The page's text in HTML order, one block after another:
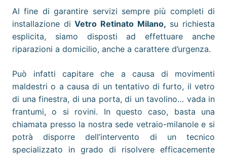
Al fine di garantire servizi sempre più completi di
installazione diVetro Retinato Milano, su richiesta
esplicita, siamo disposti ad effettuare anche
riparazioni a domicilio, anche a carattere d’urgenza.
Può infatti capitare che a causa di movimenti
maldestri o a causa di un tentativo di furto, il vetro
di una finestra, di una porta, di un tavolino… vada in
frantumi, o si rovini. In questo caso, basta una
chiamata presso la nostra sede vetraio-milanole e si
potrà disporre dell’intervento di un tecnico
specializzato in grado di risolvere efficacemente